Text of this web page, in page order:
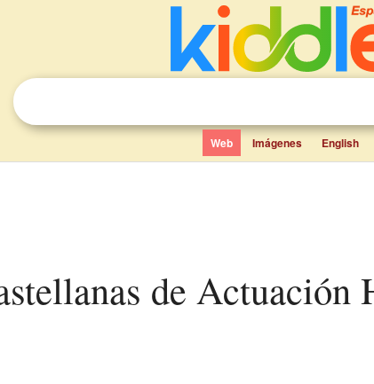
Web Imágenes English